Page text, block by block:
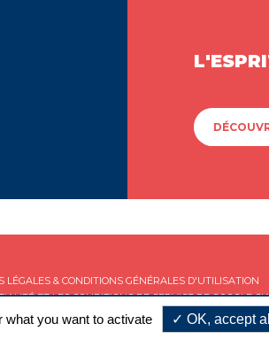
LÉGALES & CONDITIONS GÉNÉRALES D'UTILISATION
ET LESCONDITIONS DE SERVICEDE GOOGLE
you want to activate OK, accept all